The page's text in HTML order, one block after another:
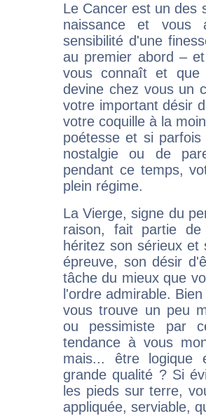
Le Cancer est un des
naissance et vous
sensibilité d'une
au premier abord –
vous connaît et
devine chez vous un
votre important désir
votre coquille à la
poétesse et si
nostalgie ou de
pendant ce temps,
plein régime.
La Vierge, signe du
raison, fait partie
héritez son sérieux
épreuve, son désir
tâche du mieux que
l'ordre admirable.
vous trouve un peu
ou pessimiste par
tendance à vous
mais... être logique
grande qualité ? Si
les pieds sur terre,
appliquée, serviable,